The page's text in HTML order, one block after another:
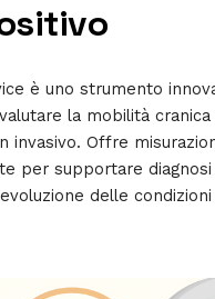
è uno strumento
la mobilità cranica
invasivo. Offre
per supportare
delle